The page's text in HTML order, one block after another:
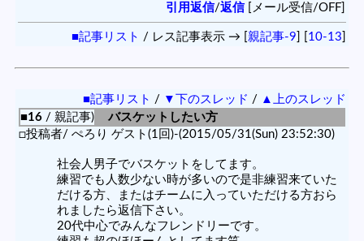
引用返信/返信[メール受信/OFF]
■記事リスト / レス記事表示 → [親記事-9] [10-13]
■記事リスト / ▼下のスレッド / ▲上のスレッド
■16 / 親記事)
バスケットしたい方
□投稿者/ ぺろり ゲスト(1回)-(2015/05/31(Sun) 23:52:30)
社会人男子でバスケットをしてます。
練習でも人数少ない時が多いので是非練習来ていた
だける方、またはチームに入っていただける方おら
れましたら返信下さい。
20代中心でみんなフレンドリーです。